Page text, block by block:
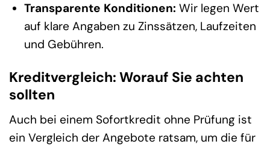
Transparente Konditionen: Wir legen Wert
auf klare Angaben zu Zinssätzen, Laufzeiten
und Gebühren.
Kreditvergleich: Worauf Sie achten
sollten
Auch bei einem Sofortkredit ohne Prüfung ist
ein Vergleich der Angebote ratsam, um die für